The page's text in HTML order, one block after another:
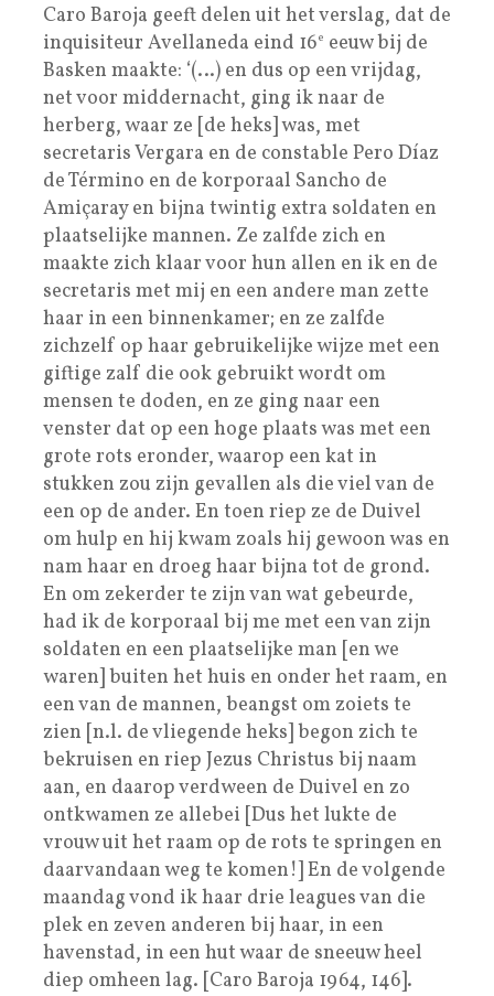
Caro Baroja geeft delen uit het verslag, dat de
inquisiteur Avellaneda eind 16e eeuw bij de
Basken maakte: ‘(…) en dus op een vrijdag,
net voor middernacht, ging ik naar de
herberg, waar ze [de heks] was, met
secretaris Vergara en de constable Pero Díaz
de Término en de korporaal Sancho de
Amiçaray en bijna twintig extra soldaten en
plaatselijke mannen. Ze zalfde zich en
maakte zich klaar voor hun allen en ik en de
secretaris met mij en een andere man zette
haar in een binnenkamer; en ze zalfde
zichzelf op haar gebruikelijke wijze met een
giftige zalf die ook gebruikt wordt om
mensen te doden, en ze ging naar een
venster dat op een hoge plaats was met een
grote rots eronder, waarop een kat in
stukken zou zijn gevallen als die viel van de
een op de ander. En toen riep ze de Duivel
om hulp en hij kwam zoals hij gewoon was en
nam haar en droeg haar bijna tot de grond.
En om zekerder te zijn van wat gebeurde,
had ik de korporaal bij me met een van zijn
soldaten en een plaatselijke man [en we
waren] buiten het huis en onder het raam, en
een van de mannen, beangst om zoiets te
zien [n.l. de vliegende heks] begon zich te
bekruisen en riep Jezus Christus bij naam
aan, en daarop verdween de Duivel en zo
ontkwamen ze allebei [Dus het lukte de
vrouw uit het raam op de rots te springen en
daarvandaan weg te komen!] En de volgende
maandag vond ik haar drie leagues van die
plek en zeven anderen bij haar, in een
havenstad, in een hut waar de sneeuw heel
diep omheen lag. [Caro Baroja 1964, 146].